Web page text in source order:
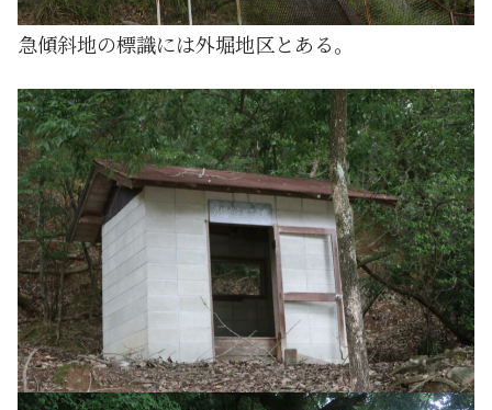
急傾斜地の標識には外堀地区とある。